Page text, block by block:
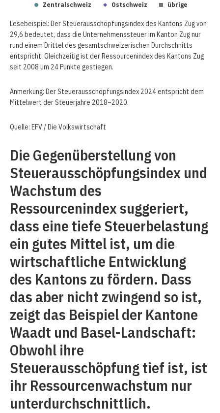
Zentralschweiz Ostschweiz übrige
Lesebeispiel: Der Steuerausschöpfungsindex des Kantons Zug von
29,6 bedeutet, dass die Unternehmenssteuer im Kanton Zug nur
rund einem Drittel des gesamtschweizerischen Durchschnitts
entspricht. Gleichzeitig ist der Ressourcenindex des Kantons Zug
seit 2008 um 24 Punkte gestiegen.
Anmerkung: Der Steuerausschöpfungsindex 2024 entspricht dem
Mittelwert der Steuerjahre 2018–2020.
Quelle: EFV / Die Volkswirtschaft
Die Gegenüberstellung von
Steuerausschöpfungsindex und
Wachstum des
Ressourcenindex suggeriert,
dass eine tiefe Steuerbelastung
ein gutes Mittel ist, um die
wirtschaftliche Entwicklung
des Kantons zu fördern. Dass
das aber nicht zwingend so ist,
zeigt das Beispiel der Kantone
Waadt und Basel-Landschaft:
Obwohl ihre
Steuerausschöpfung tief ist, ist
ihr Ressourcenwachstum nur
unterdurchschnittlich.